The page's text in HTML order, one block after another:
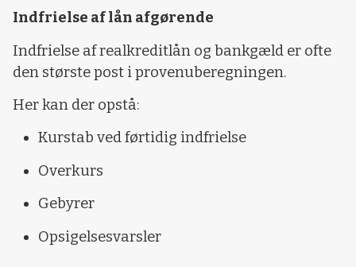
Indfrielse af lån afgørende
Indfrielse af realkreditlån og bankgæld er ofte
den største post i provenuberegningen.
Her kan der opstå:
Kurstab ved førtidig indfrielse
Overkurs
Gebyrer
Opsigelsesvarsler